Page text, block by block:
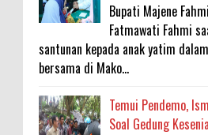
Bupati Majene
Fatmawati Fahmi
santunan kepada anak yatim
bersama di Mako...
Temui Pendemo,
Soal Gedung